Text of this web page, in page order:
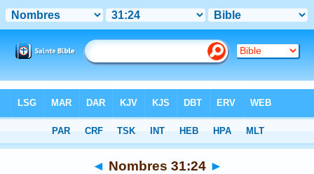
Chapitre 31> Verset 24
◄ Nombres 31:24 ►